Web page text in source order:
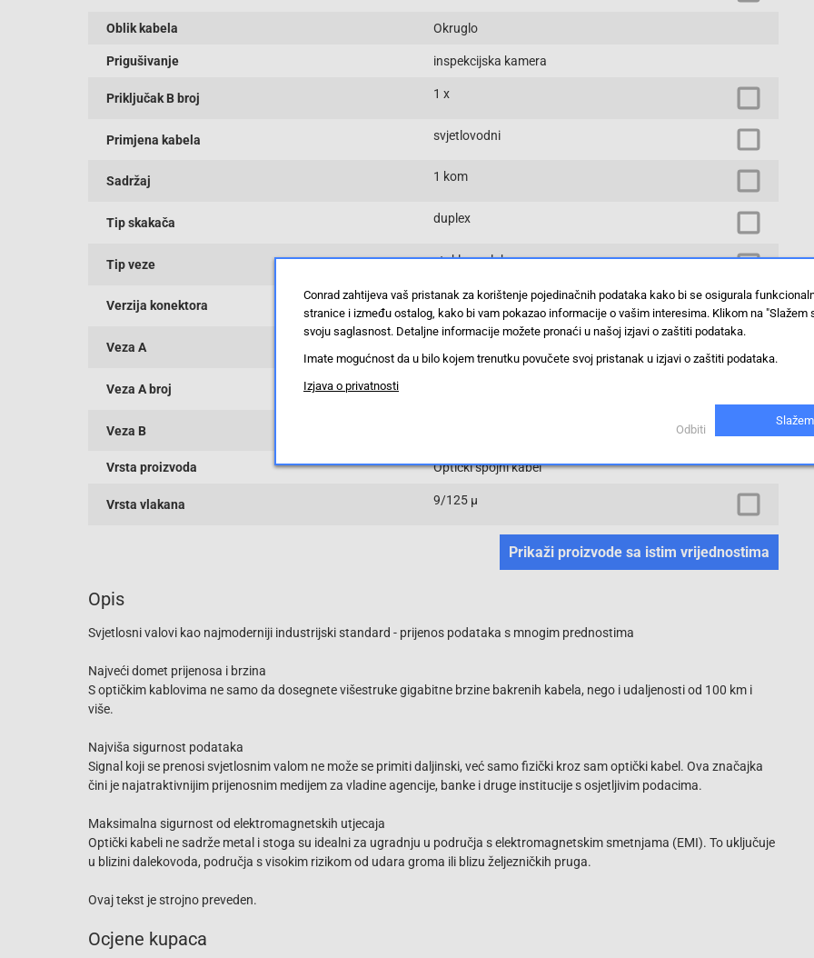
Oblik kabela Okruglo
Prigušivanje inspekcijska kamera
Priključak B broj 1 x
Primjena kabela svjetlovodni
Sadržaj 1 kom
Tip skakača duplex
Tip veze staklena vlakna
Verzija konektora ravna
Veza A LC-Stecker
Veza A broj
Veza B
Vrsta proizvoda Optički spojni kabel
Vrsta vlakana 9/125 µ
Prikaži proizvode sa istim vrijednostima
Opis
Svjetlosni valovi kao najmoderniji industrijski standard - prijenos podataka s mnogim prednostima
Najveći domet prijenosa i brzina
S optičkim kablovima ne samo da dosegnete višestruke gigabitne brzine bakrenih kabela, nego i udaljenosti od 100 km i
više.
Najviša sigurnost podataka
Signal koji se prenosi svjetlosnim valom ne može se primiti daljinski, već samo fizički kroz sam optički kabel. Ova značajka
čini je najatraktivnijim prijenosnim medijem za vladine agencije, banke i druge institucije s osjetljivim podacima.
Maksimalna sigurnost od elektromagnetskih utjecaja
Optički kabeli ne sadrže metal i stoga su idealni za ugradnju u područja s elektromagnetskim smetnjama (EMI). To uključuje
u blizini dalekovoda, područja s visokim rizikom od udara groma ili blizu željezničkih pruga.
Ovaj tekst je strojno preveden.
Ocjene kupaca
Conrad zahtijeva vaš pristanak za korištenje pojedinačnih podataka kako bi se osigurala
stranice i između ostalog, kako bi vam pokazao informacije o vašim interesima. Klikom na "Slažem
svoju saglasnost. Detaljne informacije možete pronaći u našoj izjavi o zaštiti podataka.
Imate mogućnost da u bilo kojem trenutku povučete svoj pristanak u izjavi o zaštiti podataka.
Izjava o privatnosti
Odbiti